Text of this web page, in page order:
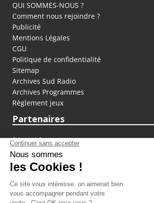
QUI SOMMES-NOUS ?
Comment nous rejoindre ?
Publicité
Mentions Légales
CGU
Politique de confidentialité
Sitemap
Archives Sud Radio
Archives Programmes
Règlement jeux
Partenaires
fiducial.fr
lyoncapitale.fr
olympique-et-lyonnais.com
L'application Iphone / Android